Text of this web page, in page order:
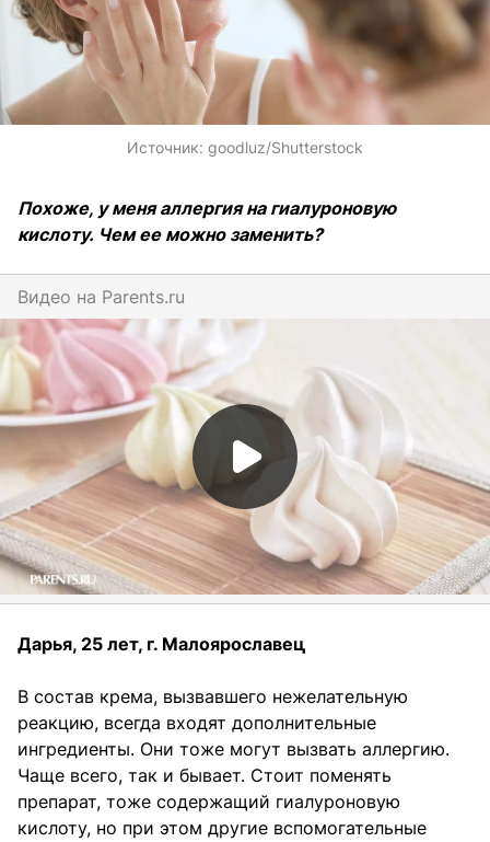
Источник: goodluz/Shutterstock
Похоже, у меня аллергия на гиалуроновую
кислоту. Чем ее можно заменить?
Видео на parents.ru
Дарья, 25 лет, г. Малоярославец
В состав крема, вызвавшего нежелательную
реакцию, всегда входят дополнительные
ингредиенты. Они тоже могут вызвать аллергию.
Чаще всего, так и бывает. Стоит поменять
препарат, тоже содержащий гиалуроновую
кислоту, но при этом другие вспомогательные